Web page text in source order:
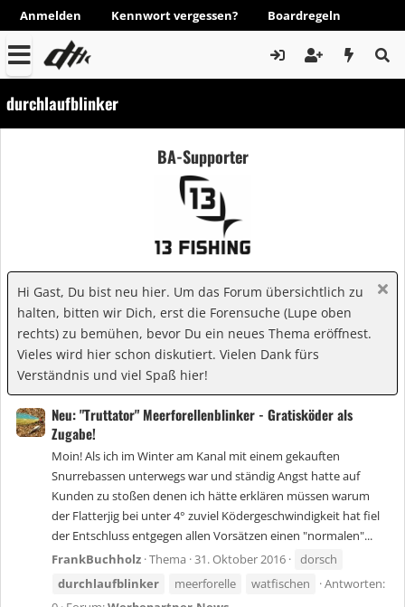
Anmelden Kennwort vergessen? Boardregeln
durchlaufblinker
BA-Supporter
Hi Gast, Du bist neu hier. Um das Forum übersichtlich zu
halten, bitten wir Dich, erst die Forensuche (Lupe oben
rechts) zu bemühen, bevor Du ein neues Thema eröffnest.
Vieles wird hier schon diskutiert. Vielen Dank fürs
Verständnis und viel Spaß hier!
Neu: "Truttator" Meerforellenblinker - Gratisköder als
Zugabe!
Moin! Als ich im Winter am Kanal mit einem gekauften
Snurrebassen unterwegs war und ständig Angst hatte auf
Kunden zu stoßen denen ich hätte erklären müssen warum
der Flatterjig bei unter 4° zuviel Ködergeschwindigkeit hat fiel
der Entschluss entgegen allen Vorsätzen einen "normalen"...
FrankBuchholz Thema 31. Oktober 2016
dorsch
durchlaufblinker
meerforelle watfischen
Antworten: